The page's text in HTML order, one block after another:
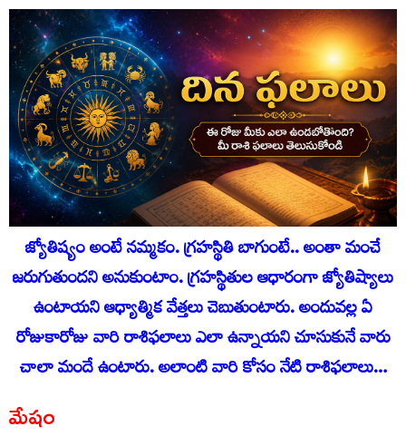
జ్యోతిష్యం అంటే నమ్మకం. గ్రహస్థితి బాగుంటే.. అంతా మంచే
జరుగుతుందని అనుకుంటాం. గ్రహస్థితుల ఆధారంగా జ్యోతిష్యాలు
ఉంటాయని ఆధ్యాత్మిక వేత్తలు చెబుతుంటారు. అందువ‌ల్ల ఏ
రోజుకారోజు వారి రాశిఫ‌లాలు ఎలా ఉన్నాయ‌ని చూసుకునే వారు
చాలా మందే ఉంటారు. అలాంటి వారి కోసం నేటి రాశిఫ‌లాలు…
మేషం